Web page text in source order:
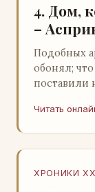
4. Дом,
–
Подобных
обонял;
поставили
Скитер
Читать
ХРОНИКИ